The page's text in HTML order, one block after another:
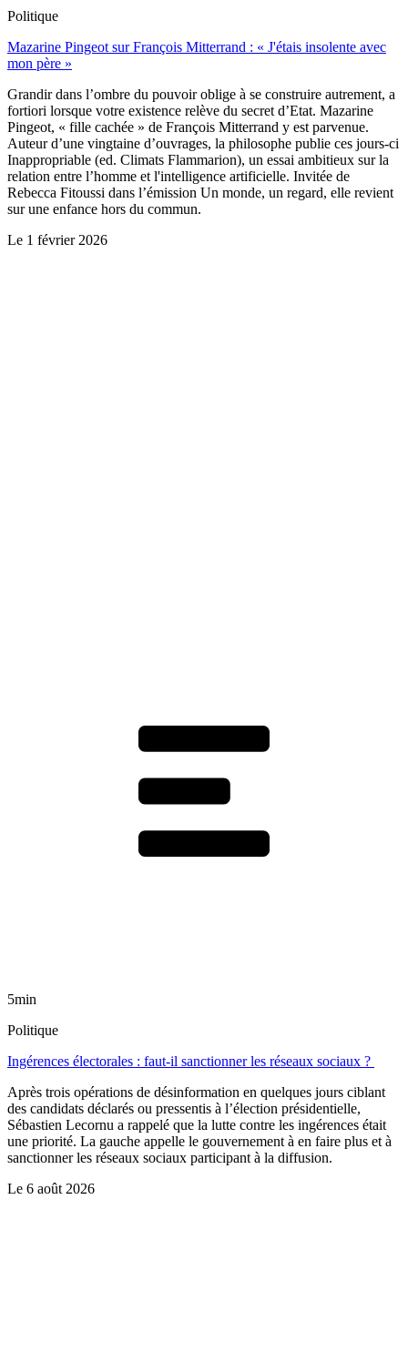
Politique
Mazarine Pingeot sur François Mitterrand : « J'étais insolente avec
mon père »
Grandir dans l’ombre du pouvoir oblige à se construire autrement, a
fortiori lorsque votre existence relève du secret d’Etat. Mazarine
Pingeot, « fille cachée » de François Mitterrand y est parvenue.
Auteur d’une vingtaine d’ouvrages, la philosophe publie ces jours-ci
Inappropriable (ed. Climats Flammarion), un essai ambitieux sur la
relation entre l’homme et l'intelligence artificielle. Invitée de
Rebecca Fitoussi dans l’émission Un monde, un regard, elle revient
sur une enfance hors du commun.
Le 1 février 2026
5min
Politique
Ingérences électorales : faut-il sanctionner les réseaux sociaux ?
Après trois opérations de désinformation en quelques jours ciblant
des candidats déclarés ou pressentis à l’élection présidentielle,
Sébastien Lecornu a rappelé que la lutte contre les ingérences était
une priorité. La gauche appelle le gouvernement à en faire plus et à
sanctionner les réseaux sociaux participant à la diffusion.
Le 6 août 2026